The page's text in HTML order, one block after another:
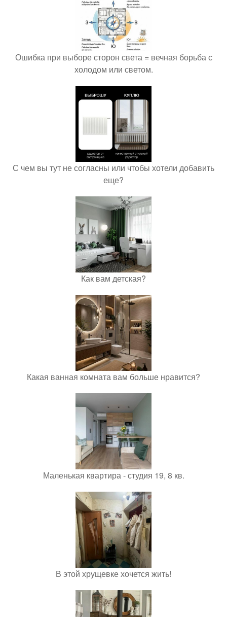
Ошибка при выборе сторон света = вечная борьба с
холодом или светом.
С чем вы тут не согласны или чтобы хотели добавить
еще?
Как вам детская?
Какая ванная комната вам больше нравится?
Маленькая квартира - студия 19, 8 кв.
В этой хрущевке хочется жить!